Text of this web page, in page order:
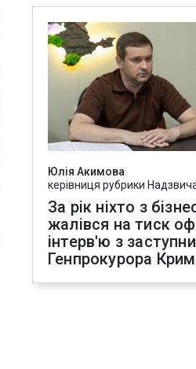
Юлія Акимова
керівниця рубрики
За рік ніхто з
жалівся на тиск
інтерв'ю з
Генпрокурора